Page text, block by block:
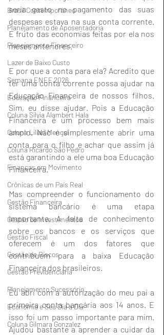
Brasil Contemporâneo
Planejamento de Aposentadoria
Planejamento Financeiro
Lazer de Baixo Custo
Semana ENEF 2026
Educação Financeira
Coluna Silvia Alambert Hala
Coluna Lilian Mengel
Coluna Ricardo São Pedro
Finanças em Movimento
Crônicas de um País Real
Gestão Financeira
Gestão de Investimentos
Gestão Fiscal
Gestão de Riscos
Gestão Previdenciária
Planejamento Sucessório
Economia e Seu Dia a Dia
Coluna Gilmara Gonzalez
seria gasto no pagamento das suas
despesas estava na sua conta corrente.
E fruto das economias feitas por ela nos
meses anteriores.
E por que a conta para ela? Acredito que
ter uma conta corrente possa ajudar na
Educação Financeira de nossos filhos.
Sim, eu disse ajudar. Pois a Educação
Financeira é um processo bem mais
amplo. Não é simplesmente abrir uma
conta para o filho e achar que assim já
está garantindo a ele uma boa Educação
Financeira.
Mas compreender o funcionamento do
sistema bancário é uma etapa
importante. A falta de conhecimento
sobre os bancos e os serviços que
oferecem é um dos fatores que
contribuem para a baixa Educação
Financeira dos brasileiros.
Eu abri com a autorização do meu pai a
primeira conta bancária aos 14 anos. E
isso foi um passo importante para mim.
Ajudou bastante a aprender a cuidar da